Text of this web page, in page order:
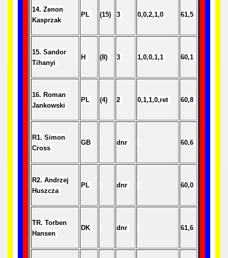
14. Zenon
Kasprzak
PL (15) 3 0,0,2,1,0 61,5
15. Sandor
Tihanyi
H (8) 3 1,0,0,1,1 60,1
16. Roman
Jankowski
PL (4) 2 0,1,1,0,ret 60,8
R1. Simon
Cross
GB dnr 60,6
R2. Andrzej
Huszcza
PL dnr 60,0
TR. Torben
Hansen
DK dnr 61,6